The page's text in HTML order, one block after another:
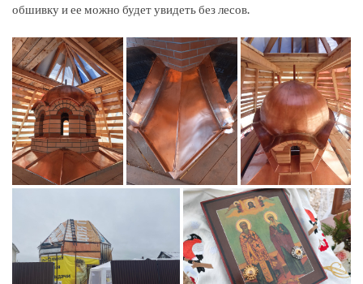
обшивку и ее можно будет увидеть без лесов.